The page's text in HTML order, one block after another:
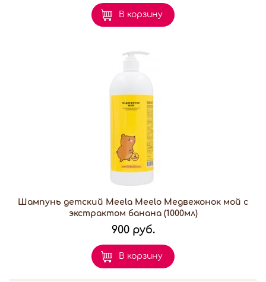
В корзину
Шампунь детский Meela Meelo Медвежонок мой с
экстрактом банана (1000мл)
900 руб.
В корзину